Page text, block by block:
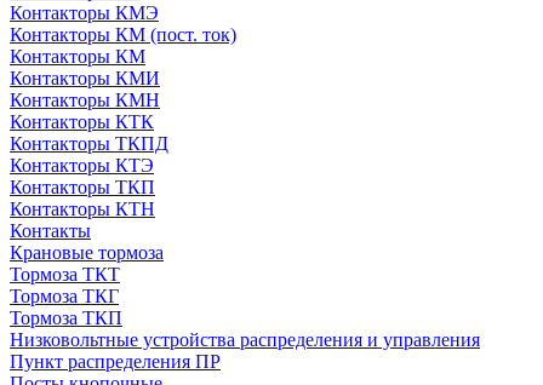
Контакторы КМЭ
Контакторы КМ (пост. ток)
Контакторы КМ
Контакторы КМИ
Контакторы КМН
Контакторы КТК
Контакторы ТКПД
Контакторы КТЭ
Контакторы ТКП
Контакторы КТН
Контакты
Крановые тормоза
Тормоза ТКТ
Тормоза ТКГ
Тормоза ТКП
Низковольтные устройства распределения и управления
Пункт распределения ПР